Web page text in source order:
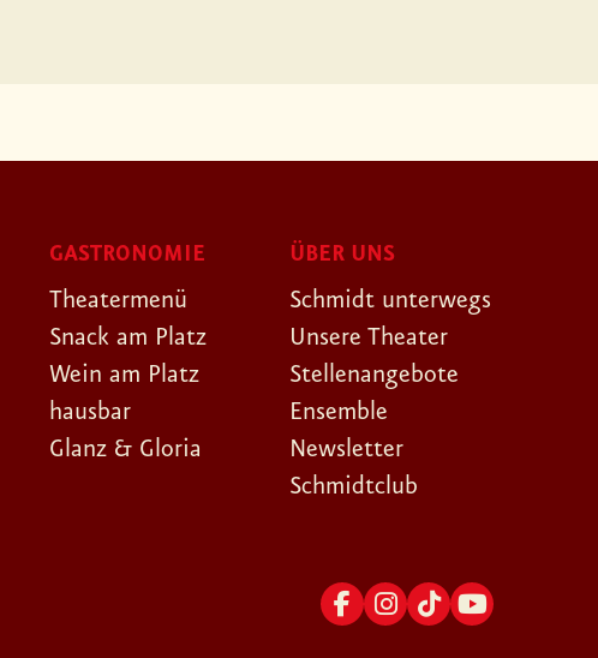
GASTRONOMIE
Theatermenü
Snack am Platz
Wein am Platz
hausbar
Glanz & Gloria
ÜBER UNS
Schmidt unterwegs
Unsere Theater
Stellenangebote
Ensemble
Newsletter
Schmidtclub